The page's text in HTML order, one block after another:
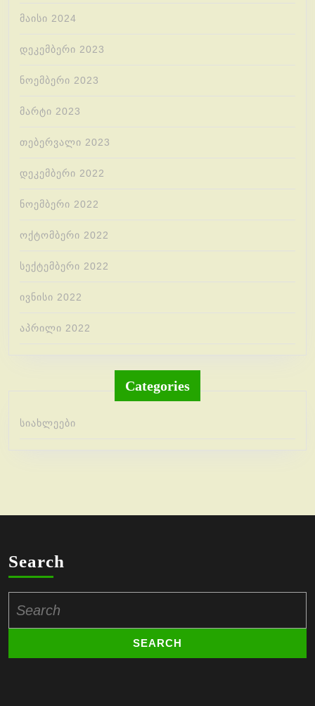
მაისი 2024
დეკემბერი 2023
ნოემბერი 2023
მარტი 2023
თებერვალი 2023
დეკემბერი 2022
ნოემბერი 2022
ოქტომბერი 2022
სექტემბერი 2022
ივნისი 2022
აპრილი 2022
Categories
სიახლეები
Search
for: